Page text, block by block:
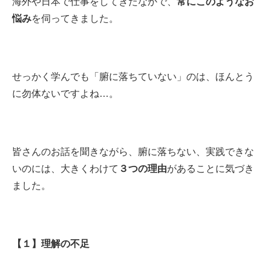
悩みを伺ってきました。
せっかく学んでも「腑に落ちていない」のは、ほんとう
に勿体ないですよね…。
皆さんのお話を聞きながら、腑に落ちない、実践できな
いのには、大きくわけて ３つの理由があることに気づき
ました。
【１】理解の不足